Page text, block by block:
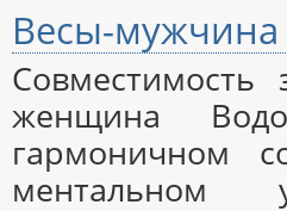
Весы-
женщина
гармоничном